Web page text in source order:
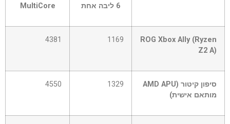
6 ליבה אחת
MultiCore
ROG Xbox Ally (Ryzen
Z2 A)
1169
4381
סיפון קיטור (AMD APU
מותאם אישית)
1329
4550